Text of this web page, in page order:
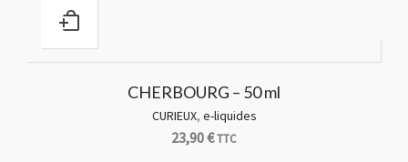
CHERBOURG – 50 ml
CURIEUX, e-liquides
23,90€TTC